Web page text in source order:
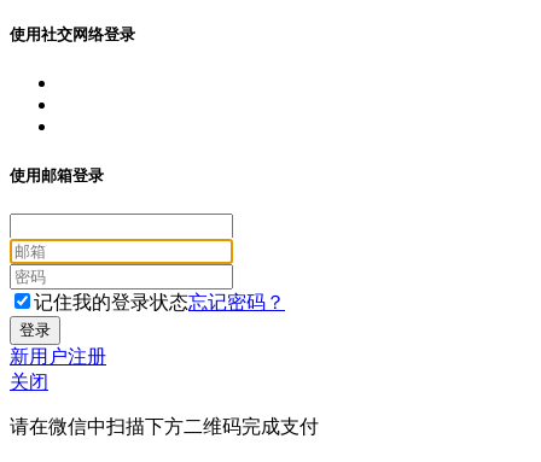
使用社交网络登录
使用邮箱登录
记住我的登录状态忘记密码？
新用户注册
关闭
请在微信中扫描下方二维码完成支付